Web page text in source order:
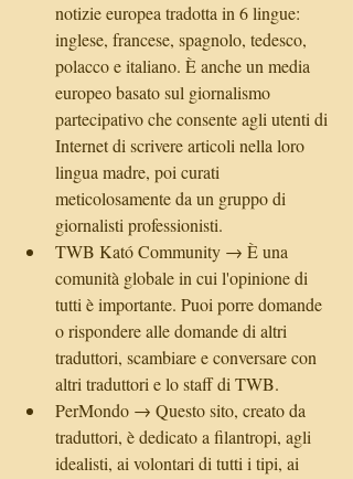
notizie europea tradotta in 6 lingue:
inglese, francese, spagnolo, tedesco,
polacco e italiano. È anche un media
europeo basato sul giornalismo
partecipativo che consente agli utenti di
Internet di scrivere articoli nella loro
lingua madre, poi curati
meticolosamente da un gruppo di
giornalisti professionisti.
TWB Kató Community → È una
comunità globale in cui l'opinione di
tutti è importante. Puoi porre domande
o rispondere alle domande di altri
traduttori, scambiare e conversare con
altri traduttori e lo staff di TWB.
PerMondo → Questo sito, creato da
traduttori, è dedicato a filantropi, agli
idealisti, ai volontari di tutti i tipi, ai